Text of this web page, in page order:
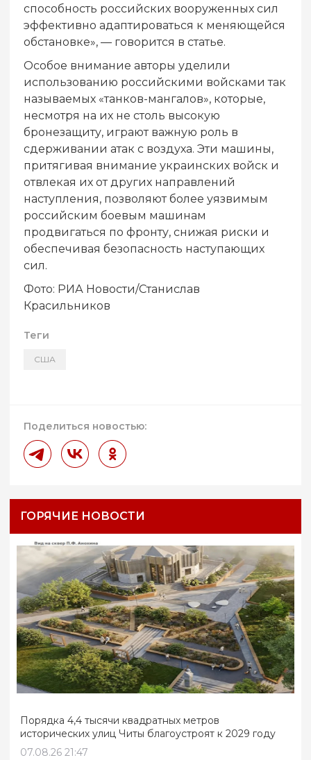
способность российских вооруженных сил
эффективно адаптироваться к меняющейся
обстановке», — говорится в статье.
Особое внимание авторы уделили
использованию российскими войсками так
называемых «танков-мангалов», которые,
несмотря на их не столь высокую
бронезащиту, играют важную роль в
сдерживании атак с воздуха. Эти машины,
притягивая внимание украинских войск и
отвлекая их от других направлений
наступления, позволяют более уязвимым
российским боевым машинам
продвигаться по фронту, снижая риски и
обеспечивая безопасность наступающих
сил.
Фото: РИА Новости/Станислав
Красильников
Теги
США
Поделиться новостью:
ГОРЯЧИЕ НОВОСТИ
Порядка 4,4 тысячи квадратных метров
исторических улиц Читы благоустроят к 2029 году
07.08.26 21:47